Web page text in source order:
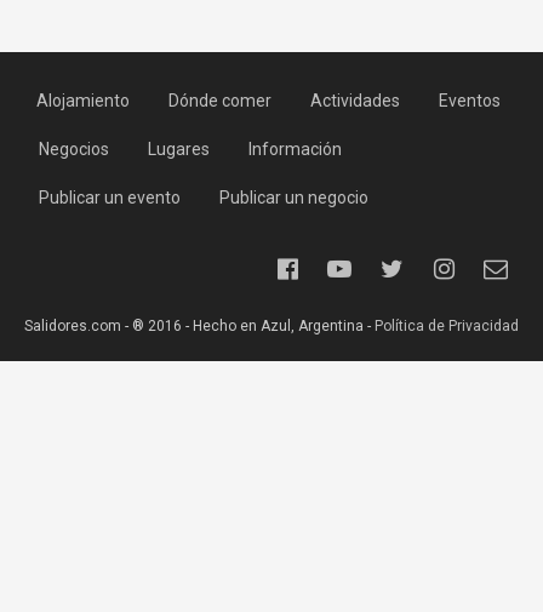
Alojamiento Dónde comer Actividades Eventos
Negocios Lugares Información
Publicar un evento Publicar un negocio
Salidores.com - ® 2016 - Hecho en Azul, Argentina - Política de Privacidad